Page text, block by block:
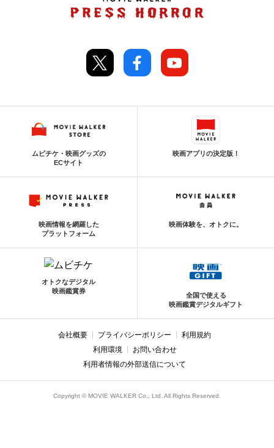
ムビチケ・映画グッズの
ECサイト
映画アプリの決定版！
映画情報を網羅した
プラットフォーム
映画体験を、オトクに。
オトクなデジタル
映画鑑賞券
全国で使える
映画鑑賞デジタルギフト
会社概要 プライバシーポリシー
利用規約
利用環境
お問い合わせ
利用者情報の外部送信について
Copyright © MOVIE WALKER Co., Ltd. All Rights Reserved.